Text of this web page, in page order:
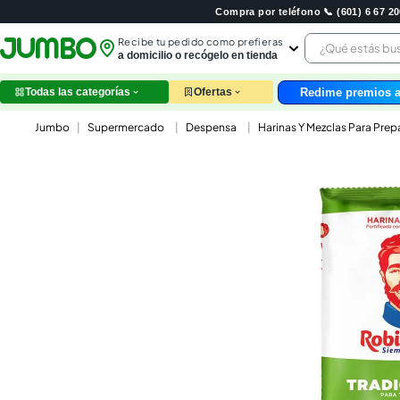
Compra por teléfono 📞 (601) 6 67
Recibe tu pedido como prefieras
a domicilio o recógelo en tienda
¿Qué estás
leche
pollo
Todas las categorías Ofertas Redime premios
Supermercado Despensa Harinas Y Mezclas Para